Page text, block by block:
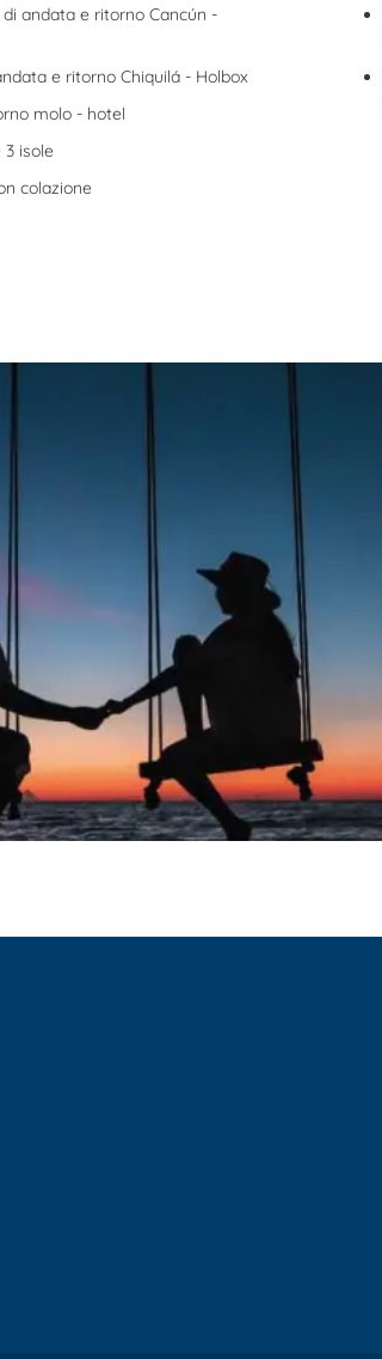
andata e ritorno Cancún -
e ritorno Chiquilá - Holbox
molo - hotel
3 isole
colazione